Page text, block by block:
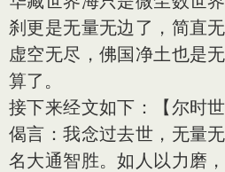
刹更是无量无边了，简直
虚空无尽，佛国净土也是
算了。
接下来经文如下：【尔时
偈言：我念过去世，无量
名大通智胜。如人以力磨